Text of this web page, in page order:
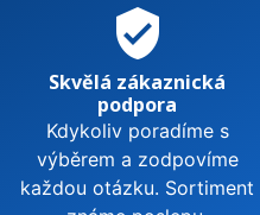
verified_user
Skvělá zákaznická
podpora
Kdykoliv poradíme s
výběrem a zodpovíme
každou otázku. Sortiment